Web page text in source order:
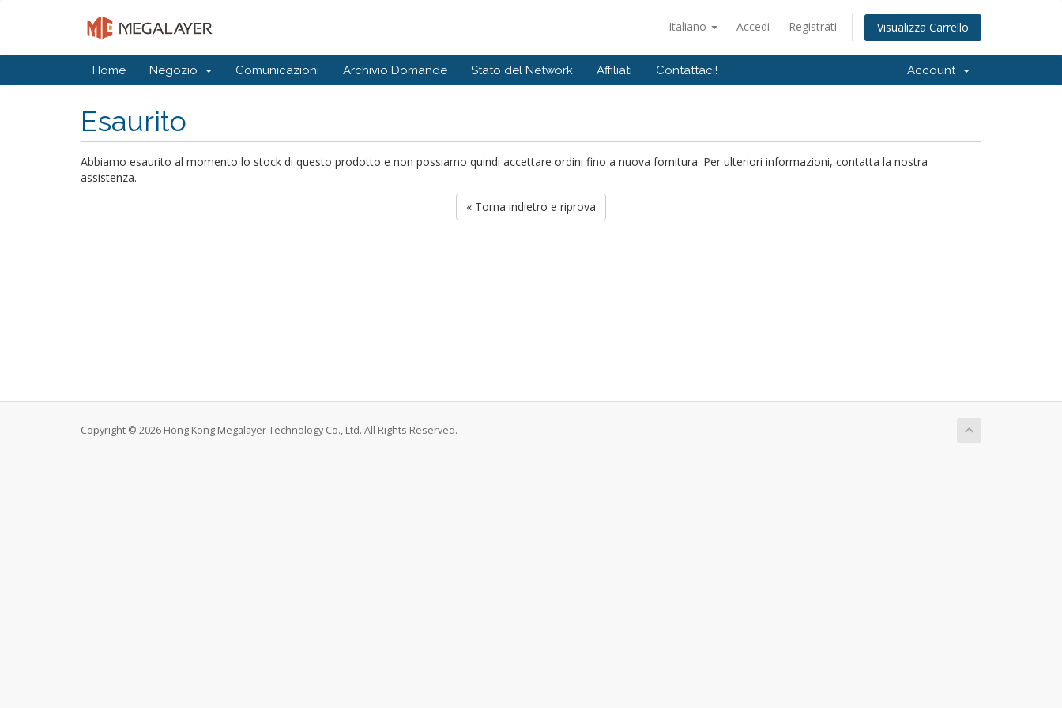
Italiano Accedi Registrati Visualizza Carrello
Home Negozio Comunicazioni Archivio Domande Stato del Network Affiliati Contattaci! Account
Esaurito
Abbiamo esaurito al momento lo stock di questo prodotto e non possiamo quindi accettare ordini fino a nuova fornitura. Per ulteriori informazioni, contatta la nostra
assistenza.
« Torna indietro e riprova
Copyright © 2026 Hong Kong Megalayer Technology Co., Ltd. All Rights Reserved.